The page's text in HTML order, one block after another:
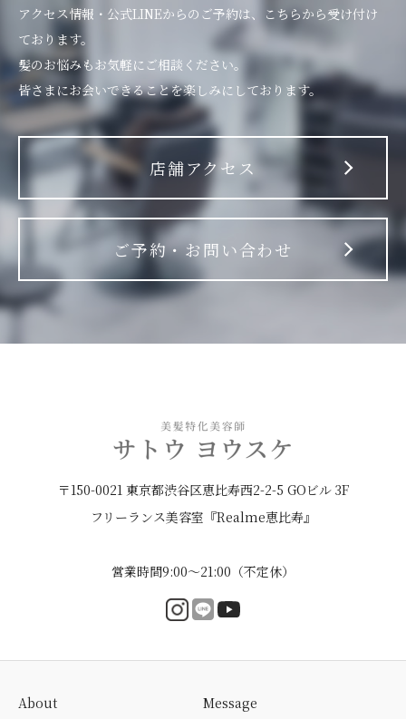
アクセス情報・公式LINEからのご予約は、こちらから受け付け
ております。
髪のお悩みもお気軽にご相談ください。
皆さまにお会いできることを楽しみにしております。
店舗アクセス
ご予約・お問い合わせ
〒150-0021 東京都渋谷区恵比寿西2-2-5 GOビル 3F
フリーランス美容室『Realme恵比寿』
営業時間9:00〜21:00（不定休）
About Message